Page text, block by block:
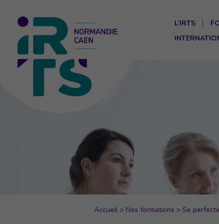
L’IRTS
Accueil > Nos formations > Se